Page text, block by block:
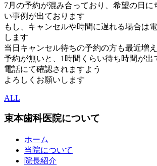
7月の予約が混み合っており、希望の日に
い事例が出ております
もし、キャンセルや時間に遅れる場合は
します
当日キャンセル待ちの予約の方も最近増
予約が無いと、1時間くらい待ち時間が出
電話にて確認されますよう
よろしくお願いします
ALL
束本歯科医院について
ホーム
当院について
院長紹介